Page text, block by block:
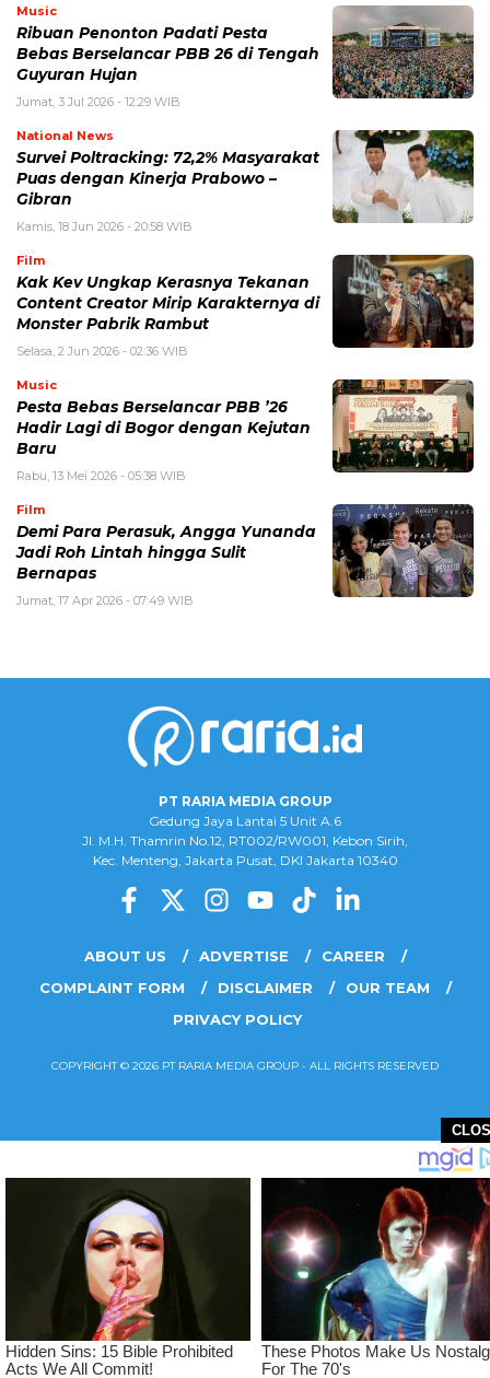
Music
Ribuan Penonton Padati Pesta
Bebas Berselancar PBB 26 di Tengah
Guyuran Hujan
Jumat, 3 Jul 2026 - 12:29 WIB
National News
Survei Poltracking: 72,2% Masyarakat
Puas dengan Kinerja Prabowo –
Gibran
Kamis, 18 Jun 2026 - 20:58 WIB
Film
Kak Kev Ungkap Kerasnya Tekanan
Content Creator Mirip Karakternya di
Monster Pabrik Rambut
Selasa, 2 Jun 2026 - 02:36 WIB
Music
Pesta Bebas Berselancar PBB ’26
Hadir Lagi di Bogor dengan Kejutan
Baru
Rabu, 13 Mei 2026 - 05:38 WIB
Film
Demi Para Perasuk, Angga Yunanda
Jadi Roh Lintah hingga Sulit
Bernapas
Jumat, 17 Apr 2026 - 07:49 WIB
PT RARIA MEDIA GROUP
Gedung Jaya Lantai 5 Unit A.6
Jl. M.H. Thamrin No.12, RT002/RW001, Kebon Sirih,
Kec. Menteng, Jakarta Pusat, DKI Jakarta 10340
ABOUT US ADVERTISE
CAREER
COMPLAINT FORM
DISCLAIMER
OUR TEAM
PRIVACY POLICY
COPYRIGHT © 2026 PT RARIA MEDIA GROUP - ALL RIGHTS RESERVED